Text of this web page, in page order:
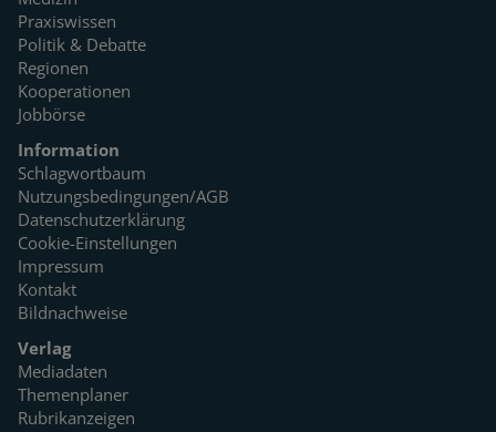
Praxiswissen
Politik & Debatte
Regionen
Kooperationen
Jobbörse
Information
Schlagwortbaum
Nutzungsbedingungen/AGB
Datenschutzerklärung
Cookie-Einstellungen
Impressum
Kontakt
Bildnachweise
Verlag
Mediadaten
Themenplaner
Rubrikanzeigen